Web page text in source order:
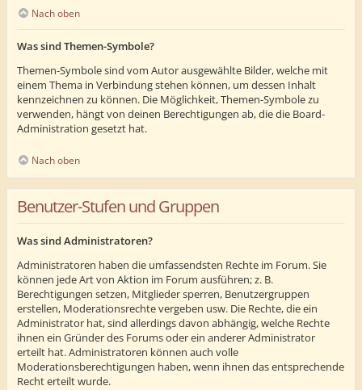
Nach oben
Was sind Themen-Symbole?
Themen-Symbole sind vom Autor ausgewählte Bilder, welche mit
einem Thema in Verbindung stehen können, um dessen Inhalt
kennzeichnen zu können. Die Möglichkeit, Themen-Symbole zu
verwenden, hängt von deinen Berechtigungen ab, die die Board-
Administration gesetzt hat.
Nach oben
Benutzer-Stufen und Gruppen
Was sind Administratoren?
Administratoren haben die umfassendsten Rechte im Forum. Sie
können jede Art von Aktion im Forum ausführen; z. B.
Berechtigungen setzen, Mitglieder sperren, Benutzergruppen
erstellen, Moderationsrechte vergeben usw. Die Rechte, die ein
Administrator hat, sind allerdings davon abhängig, welche Rechte
ihnen ein Gründer des Forums oder ein anderer Administrator
erteilt hat. Administratoren können auch volle
Moderationsberechtigungen haben, wenn ihnen das entsprechende
Recht erteilt wurde.